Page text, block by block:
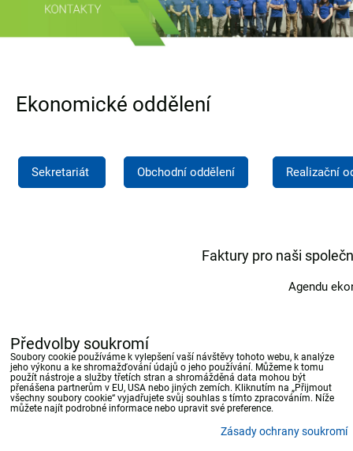
Ekonomické oddělení
Sekretariát Obchodní oddělení Realizační
Faktury pro naši
Agendu
Předvolby soukromí
Soubory cookie používáme k vylepšení vaší návštěvy tohoto webu, k analýze
jeho výkonu a ke shromažďování údajů o jeho používání. Můžeme k tomu
použít nástroje a služby třetích stran a shromážděná data mohou být
přenášena partnerům v EU, USA nebo jiných zemích. Kliknutím na „Přijmout
všechny soubory cookie“ vyjadřujete svůj souhlas s tímto zpracováním. Níže
můžete najít podrobné informace nebo upravit své preference.
Zásady ochrany soukromí